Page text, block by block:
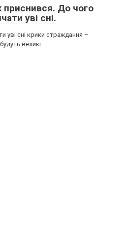
приснився. До чого
уві сні.
уві сні крики страждання –
великі